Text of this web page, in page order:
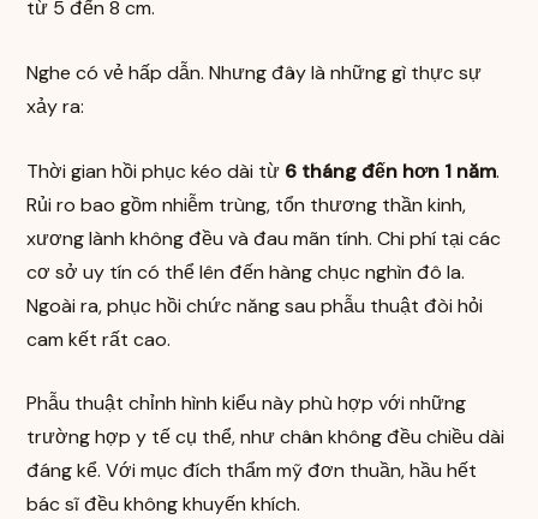
từ 5 đến 8 cm.
Nghe có vẻ hấp dẫn. Nhưng đây là những gì thực sự
xảy ra:
Thời gian hồi phục kéo dài từ 6 tháng đến hơn 1 năm.
Rủi ro bao gồm nhiễm trùng, tổn thương thần kinh,
xương lành không đều và đau mãn tính. Chi phí tại các
cơ sở uy tín có thể lên đến hàng chục nghìn đô la.
Ngoài ra, phục hồi chức năng sau phẫu thuật đòi hỏi
cam kết rất cao.
Phẫu thuật chỉnh hình kiểu này phù hợp với những
trường hợp y tế cụ thể, như chân không đều chiều dài
đáng kể. Với mục đích thẩm mỹ đơn thuần, hầu hết
bác sĩ đều không khuyến khích.